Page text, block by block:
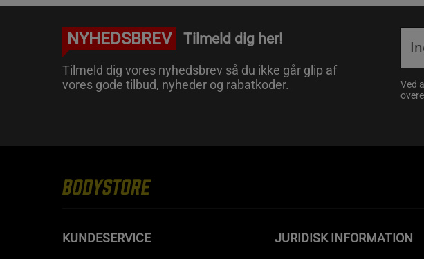
NYHEDSBREV Tilmeld dig her!
Tilmeld dig vores nyhedsbrev så du ikke går glip af
vores gode tilbud, nyheder og rabatkoder.
Ved
KUNDESERVICE JURIDISK INFORMATION